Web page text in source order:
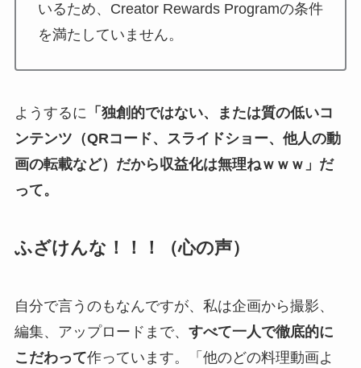
いるため、Creator Rewards Programの条件
を満たしていません。
ようするに 「独創的ではない、または質の低いコ
ンテンツ（QRコード、スライドショー、他人の動
画の転載など）だから収益化は無理ねｗｗｗ」だ
って。
ふざけんな！！！（心の声）
自分で言うのもなんですが、私は企画から撮影、
編集、アップロードまで、 すべて一人で徹底的に
こだわって作っています。「他のどの料理動画よ